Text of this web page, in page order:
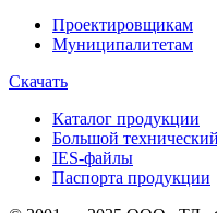
Проектировщикам
Муниципалитетам
Скачать
Каталог продукции
Большой
IES-файлы
Паспорта продукции